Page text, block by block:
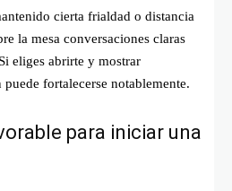
cierta frialdad o distancia
la mesa conversaciones claras
eliges abrirte y mostrar
fortalecerse notablemente.
para iniciar una